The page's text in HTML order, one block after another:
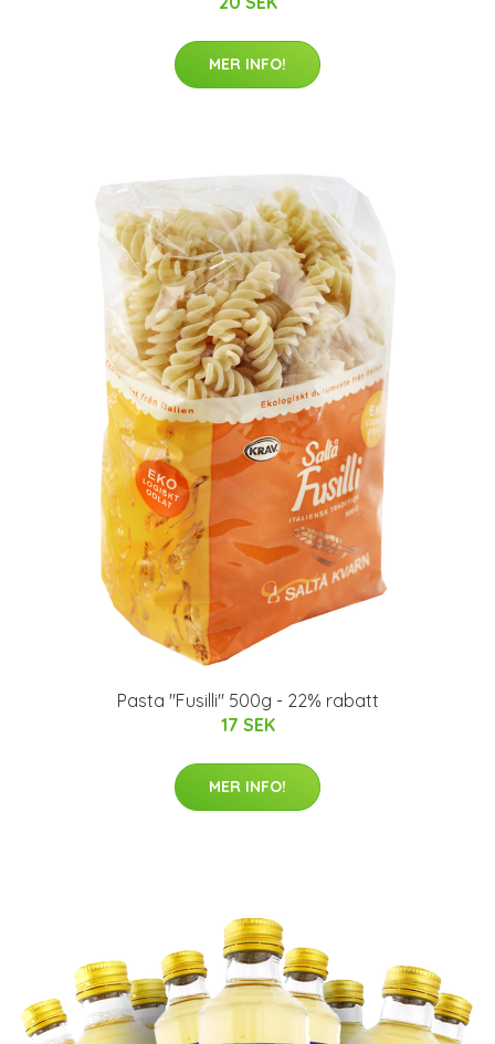
MER INFO!
Pasta "Fusilli" 500g - 22% rabatt
17 SEK
MER INFO!